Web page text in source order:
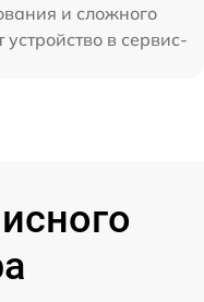
и сложного
в сервис-